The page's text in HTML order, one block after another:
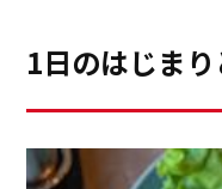
https://cleanup.jp/
敷はどれがいいかしら
料理に添えたり、季
1日のはじま